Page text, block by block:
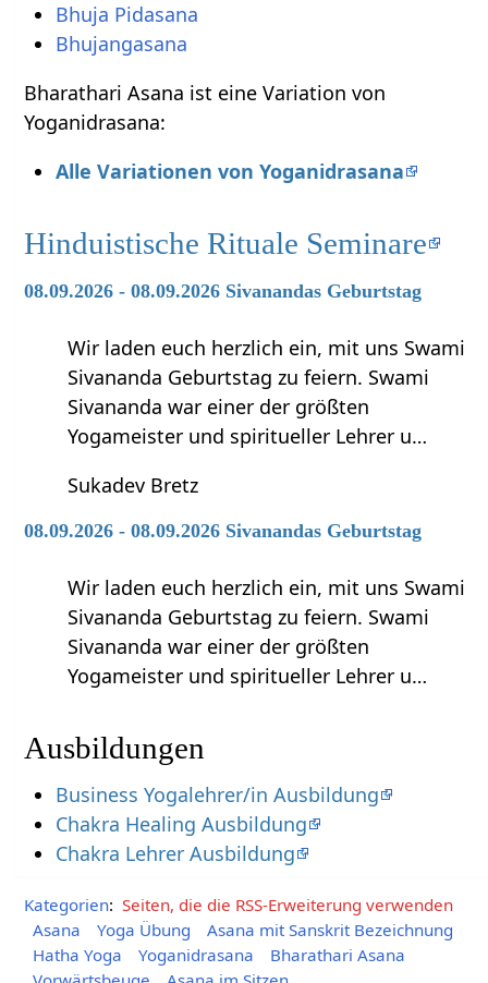
Bhuja Pidasana
Bhujangasana
Bharathari Asana ist eine Variation von
Yoganidrasana:
Alle Variationen von Yoganidrasana
Hinduistische Rituale Seminare
08.09.2026 - 08.09.2026 Sivanandas Geburtstag
Wir laden euch herzlich ein, mit uns Swami
Sivananda Geburtstag zu feiern. Swami
Sivananda war einer der größten
Yogameister und spiritueller Lehrer u…
Sukadev Bretz
08.09.2026 - 08.09.2026 Sivanandas Geburtstag
Wir laden euch herzlich ein, mit uns Swami
Sivananda Geburtstag zu feiern. Swami
Sivananda war einer der größten
Yogameister und spiritueller Lehrer u…
Ausbildungen
Business Yogalehrer/in Ausbildung
Chakra Healing Ausbildung
Chakra Lehrer Ausbildung
Kategorien: Seiten, die die RSS-Erweiterung verwenden
Asana
Yoga Übung
Asana mit Sanskrit Bezeichnung
Hatha Yoga
Yoganidrasana
Bharathari Asana